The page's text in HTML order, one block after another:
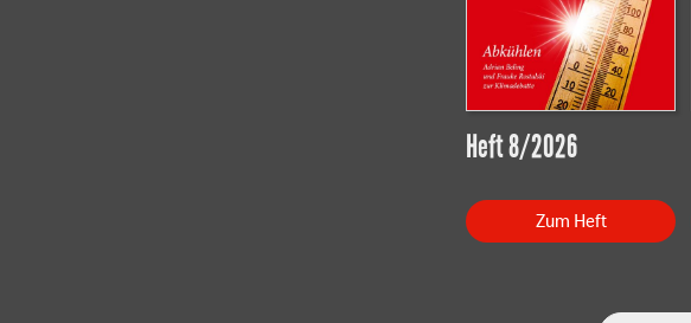
Heft 8/2026
Zum Heft